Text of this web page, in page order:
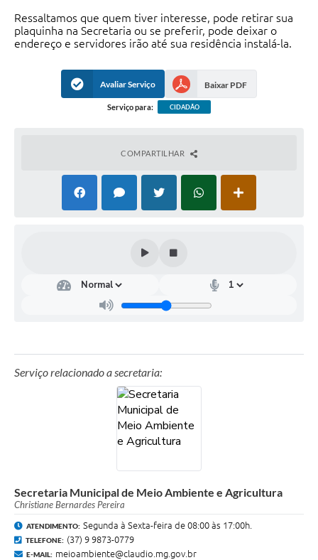
Ressaltamos que quem tiver interesse, pode retirar sua
plaquinha na Secretaria ou se preferir, pode deixar o
endereço e servidores irão até sua residência instalá-la.
Avaliar Serviço Baixar PDF
Serviço para: CIDADÃO
COMPARTILHAR
Serviço relacionado a secretaria:
Secretaria Municipal de Meio Ambiente e Agricultura
Christiane Bernardes Pereira
ATENDIMENTO: Segunda à Sexta-feira de 08:00 às 17:00h.
TELEFONE: (37) 9 9873-0779
E-MAIL: meioambiente@claudio.mg.gov.br